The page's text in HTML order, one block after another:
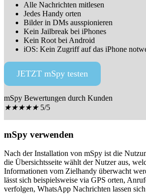
Alle Nachrichten mitlesen
Jedes Handy orten
Bilder in DMs ausspionieren
Kein Jailbreak bei iPhones
Kein Root bei Android
iOS: Kein Zugriff auf das iPhone
JETZT mSpy testen
mSpy Bewertungen durch Kunden
★★★★★5/5
mSpy verwenden
Nach der Installation von mSpy ist die
die Übersichtsseite wählt der Nutzer aus,
Informationen vom Zielhandy überwacht
lässt sich beispielsweise via GPS orten,
verfolgen, WhatsApp Nachrichten lassen